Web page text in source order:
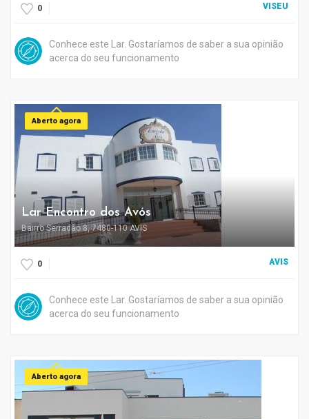
0 VISEU
Conhece este Lar. Gostaríamos de saber a sua opinião
acerca do seu funcionamento
Aberto agora
Lar Encontro dos Avós
Bairro Serradão 8, 7480-110 AVIS
0 AVIS
Conhece este Lar. Gostaríamos de saber a sua opinião
acerca do seu funcionamento
Aberto agora